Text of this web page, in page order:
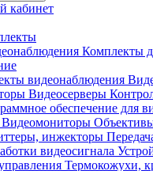
кабинет
Комплекты
видеонаблюдения
Видеосерверы
обеспечение для
Видеомониторы
инжекторы
видеосигнала
Термокожухи,